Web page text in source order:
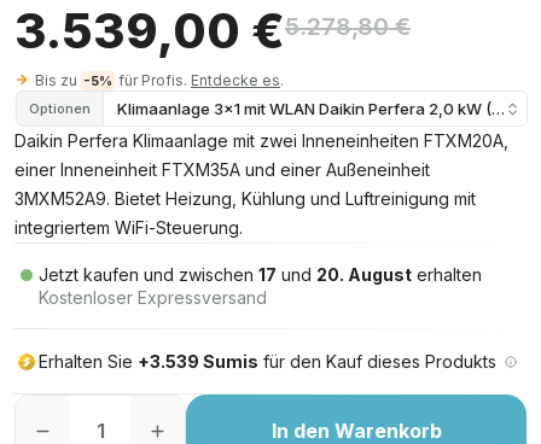
3.539,00 €5.278,80 €
Bis zu -5% für Profis. Entdecke es.
Optionen Klimaanlage 3x1 mit WLAN Daikin Perfera 2,0 kW (2) +
Daikin Perfera Klimaanlage mit zwei Inneneinheiten FTXM20A,
einer Inneneinheit FTXM35A und einer Außeneinheit
3MXM52A9. Bietet Heizung, Kühlung und Luftreinigung mit
integriertem WiFi-Steuerung.
Jetzt kaufen und zwischen 17 und 20. August erhalten
Kostenloser Expressversand
Erhalten Sie +3.539 Sumis für den Kauf dieses Produkts
In den Warenkorb